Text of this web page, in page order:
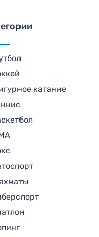
катание